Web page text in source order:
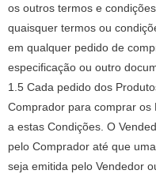
os outros termos e
quaisquer termos ou
em qualquer pedido de
especificação ou outro
1.5 Cada pedido dos
Comprador para comprar os
a estas Condições. O
pelo Comprador até que
seja emitida pelo Vendedor